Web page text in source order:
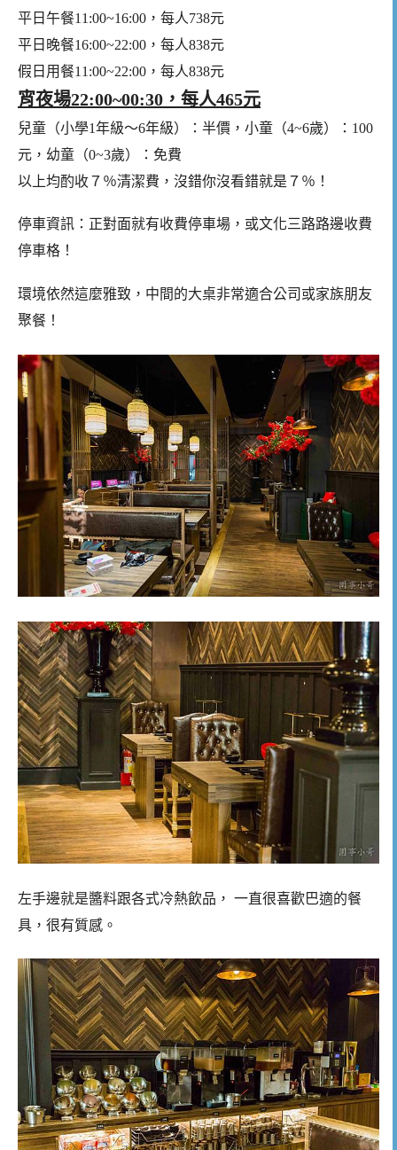
平日午餐11:00~16:00，每人738元
平日晚餐16:00~22:00，每人838元
假日用餐11:00~22:00，每人838元
宵夜場22:00~00:30，每人465元
兒童（小學1年級～6年級）：半價，小童（4~6歲）：100
元，幼童（0~3歲）：免費
以上均酌收７％清潔費，沒錯你沒看錯就是７％！
停車資訊：正對面就有收費停車場，或文化三路路邊收費
停車格！
環境依然這麼雅致，中間的大桌非常適合公司或家族朋友
聚餐！
左手邊就是醬料跟各式冷熱飲品， 一直很喜歡巴適的餐
具，很有質感。